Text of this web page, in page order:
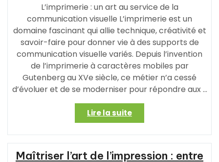
L’imprimerie : un art au service de la
communication visuelle L’imprimerie est un
domaine fascinant qui allie technique, créativité et
savoir-faire pour donner vie à des supports de
communication visuelle variés. Depuis l’invention
de l’imprimerie à caractères mobiles par
Gutenberg au XVe siècle, ce métier n’a cessé
d’évoluer et de se moderniser pour répondre aux …
Lire la suite« Les
métamorphoses
de
l’imprimerie
:
Maîtriser l’art de l’impression : entre